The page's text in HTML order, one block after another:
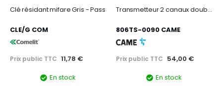
Clé résidant mifare Gris - Pass
CLE/G COM
Prix public TTC 11,78 €
En stock
Transmetteur 2 canaux double fréquence code fixe gris
806TS-0090 CAME
Prix public TTC 54,00 €
En stock